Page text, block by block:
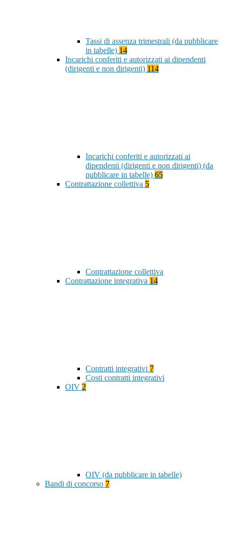
Tassi di assenza trimestrali (da pubblicare
in tabelle) 14
Incarichi conferiti e autorizzati ai dipendenti
(dirigenti e non dirigenti) 114
Incarichi conferiti e autorizzati ai
dipendenti (dirigenti e non dirigenti) (da
pubblicare in tabelle) 65
Contrattazione collettiva 5
Contrattazione collettiva
Contrattazione integrativa 14
Contratti integrativi 7
Costi contratti integrativi
OIV 2
OIV (da pubblicare in tabelle)
Bandi di concorso 7